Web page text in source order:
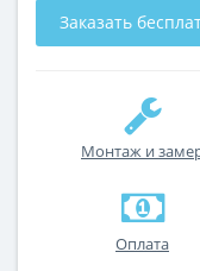
Заказать
Монтаж и
Оплата